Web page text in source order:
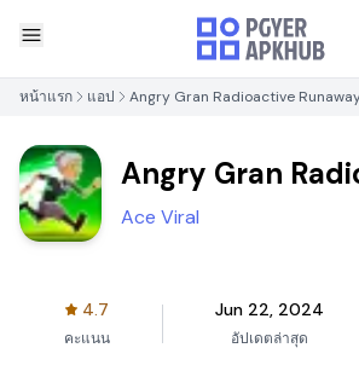
หน้าแรก แอป Angry Gran Radioactive
Angry Gran
Runaway
Ace Viral
4.7
คะแนน
Jun 22, 2024
อัปเดตล่าสุด